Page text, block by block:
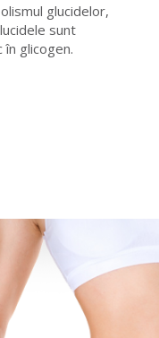
glucidelor,
sunt
glicogen.